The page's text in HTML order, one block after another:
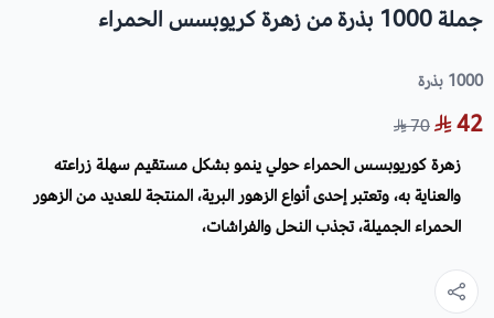
جملة 1000 بذرة من زهرة كريوبسس الحمراء
1000 بذرة
42
70
زهرة كوريوبسس الحمراء حولي ينمو بشكل مستقيم سهلة زراعته
والعناية به، وتعتبر إحدى أنواع الزهور البرية، المنتجة للعديد من الزهور
الحمراء الجميلة، تجذب النحل والفراشات،